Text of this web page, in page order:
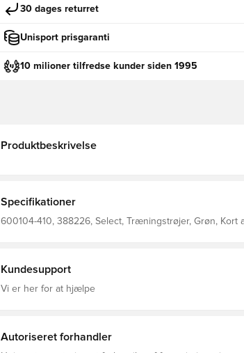
30 dages returret
Unisport prisgaranti
10 milioner tilfredse kunder siden 1995
Produktbeskrivelse
Specifikationer
600104-410, 388226, Select, Træningstrøjer, Grøn, Kort
Kundesupport
Vi er her for at hjælpe
Autoriseret forhandler